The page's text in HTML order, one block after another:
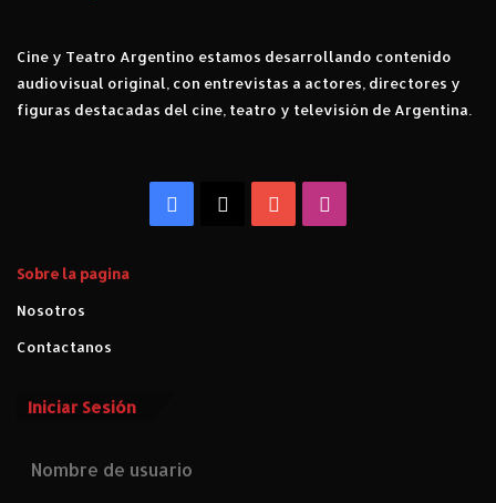
Cine y Teatro Argentino estamos desarrollando contenido
audiovisual original, con entrevistas a actores, directores y
figuras destacadas del cine, teatro y televisión de Argentina.
Facebook YouTube
Sobre la pagina
Nosotros
Contactanos
Iniciar Sesión